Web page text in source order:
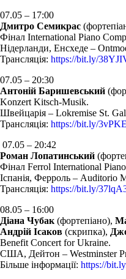
07.05 – 17:00
Дмитро Семикрас
Фінал International Piano
Нідерланди, Енсхеде –
Трансляція: https://bit.ly/
07.05 – 20:30
Антоній Баришевський
Konzert Kitsch-Musik.
Швейцарія – Lokremise St.
Трансляція: https://bit.ly/
07.05 – 20:42
Роман Лопатинський
Фінал Ferrol International
Іспанія, Ферроль – Auditorio
Трансляція: https://bit.ly/
08.05 – 16:00
Діана Чубак (фортепіано),
Андрій Ісаков (скрипка),
Benefit Concert for Ukraine.
США, Дейтон – Westminster
Більше інформації: https://